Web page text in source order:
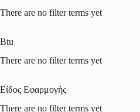
There are no filter terms yet
Btu
There are no filter terms yet
Είδος Εφαρμογής
There are no filter terms yet